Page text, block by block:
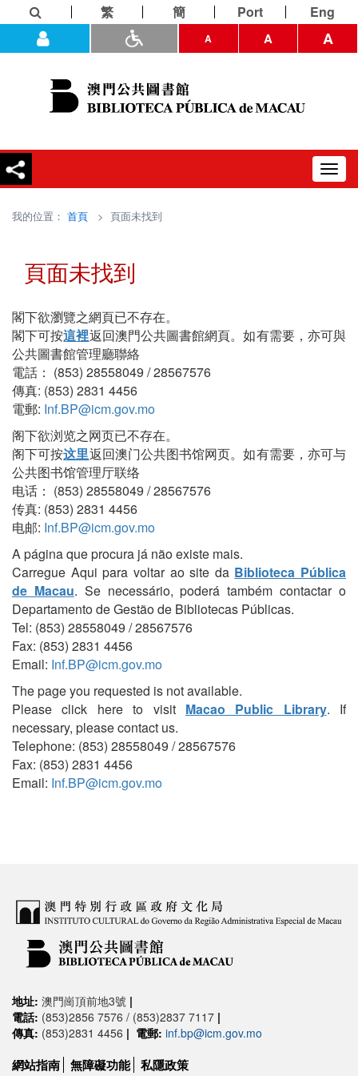
繁 簡 Port Eng
A A A
我的位置： 首頁 > 頁面未找到
頁面未找到
閣下欲瀏覽之網頁已不存在。
閣下可按這裡返回澳門公共圖書館網頁。如有需要，亦可與
公共圖書館管理廳聯絡
電話： (853) 28558049 / 28567576
傳真: (853) 2831 4456
電郵: Inf.BP@icm.gov.mo
阁下欲浏览之网页已不存在。
阁下可按这里返回澳门公共图书馆网页。如有需要，亦可与
公共图书馆管理厅联络
电话： (853) 28558049 / 28567576
传真: (853) 2831 4456
电邮: Inf.BP@icm.gov.mo
A página que procura já não existe mais.
Carregue Aqui para voltar ao site da Biblioteca Pública
de Macau. Se necessário, poderá também contactar o
Departamento de Gestão de Bibliotecas Públicas.
Tel: (853) 28558049 / 28567576
Fax: (853) 2831 4456
Email: Inf.BP@icm.gov.mo
The page you requested is not available.
Please click here to visit Macao Public Library. If
necessary, please contact us.
Telephone: (853) 28558049 / 28567576
Fax: (853) 2831 4456
Email: Inf.BP@icm.gov.mo
地址: 澳門崗頂前地3號 |
電話: (853)2856 7576 / (853)2837 7117 |
傳真: (853)2831 4456 | 電郵: inf.bp@icm.gov.mo
網站指南 無障礙功能 私隱政策